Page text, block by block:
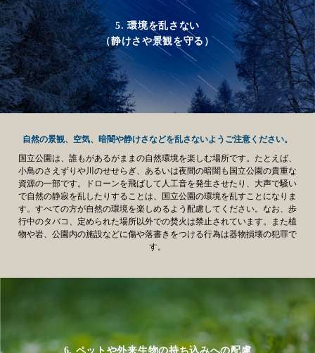
5. 環境を乱さない
（静けさや景観を守る）
自然の景観、空気、暗闇や静けさなどを乱さないようご注意ください。
国立公園は、誰もがあるがままの自然環境を楽しむ場所です。たとえば、
小鳥のさえずりや川のせせらぎ、あるいは夜間の暗闇も国立公園の貴重な
資源の一部です。ドローンを飛ばして人工音を発生させたり、大声で騒い
で自然の静寂を乱したりすることは、国立公園の環境を乱すことになりま
す。すべての方が自然の環境を楽しめるよう配慮してください。なお、歩
行中のタバコ、定められた場所以外での焚火は禁止されています。また植
物や岩、公園内の施設などに傷や落書きをつける行為は器物損壊の犯罪で
す。
6. ペットや外来生物の持ち込みへの配慮